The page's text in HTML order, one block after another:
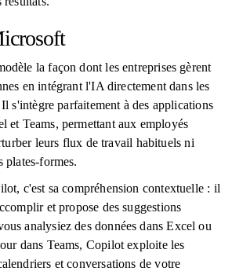
la façon dont les entreprises gèrent
en intégrant l'IA directement dans les
s'intègre parfaitement à des applications
et Teams, permettant aux employés
leurs flux de travail habituels ni
plates-formes.
c'est sa compréhension contextuelle : il
et propose des suggestions
analysiez des données dans Excel ou
dans Teams, Copilot exploite les
et conversations de votre